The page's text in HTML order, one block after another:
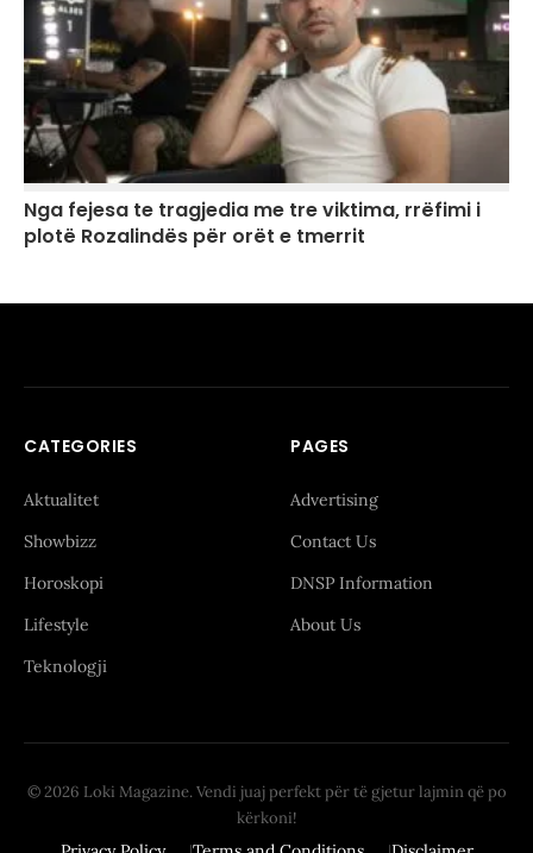
Nga fejesa te tragjedia me tre viktima, rrëfimi i
plotë Rozalindës për orët e tmerrit
CATEGORIES
Aktualitet
Showbizz
Horoskopi
Lifestyle
Teknologji
PAGES
Advertising
Contact Us
DNSP Information
About Us
© 2026 Loki Magazine. Vendi juaj perfekt për të gjetur lajmin që po
kërkoni!